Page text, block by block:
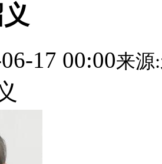
17 00:00来源: